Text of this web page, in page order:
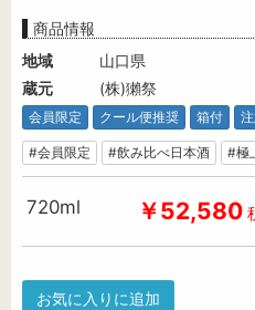
商品情報
地域
山口県
蔵元
(株)獺祭
会員限定 クール便推奨 箱付
#会員限定 #飲み比べ日本酒 #極
720ml ￥52,580
お気に入りに追加